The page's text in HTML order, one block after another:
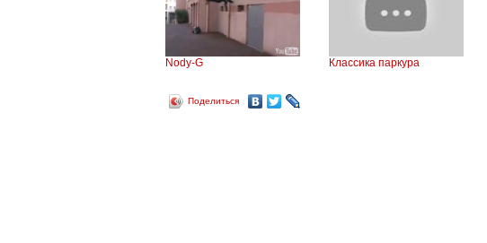
Nody-G Классика паркура
Поделиться